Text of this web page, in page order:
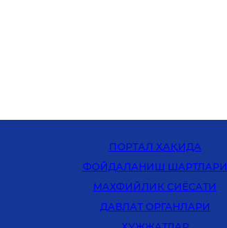
ПОРТАЛ ҲАҚИДА
ФОЙДАЛАНИШ ШАРТЛАРИ
MАХФИЙЛИК СИЁСАТИ
ДАВЛАТ ОРГАНЛАРИ